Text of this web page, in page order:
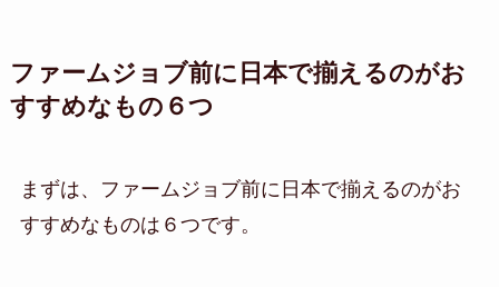
ファームジョブ前に日本で揃えるのがお
すすめなもの６つ
まずは、ファームジョブ前に日本で揃えるのがお
すすめなものは６つです。